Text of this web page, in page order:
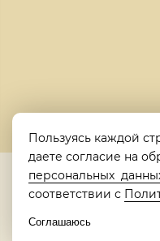
5,0
Пользуясь каждой
даете согласие на
персональных
соответствии с
Соглашаюсь